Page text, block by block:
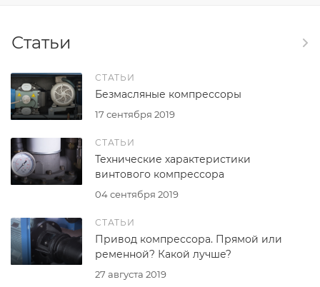
Статьи
СТАТЬИ
17 сентября 2019
Безмасляные компрессоры
СТАТЬИ
04 сентября 2019
Технические характеристики
винтового компрессора
СТАТЬИ
27 августа 2019
Привод компрессора. Прямой или
ременной? Какой лучше?